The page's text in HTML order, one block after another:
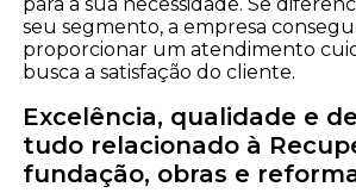
seu segmento, a empresa
proporcionar um atendimento
busca a satisfação do cliente.
Excelência, qualidade e
tudo relacionado à
fundação, obras e